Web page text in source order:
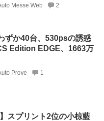
Messe Web 2
ずか40台、530psの誘惑
Edition EDGE、1663万
Prove 1
スプリント2位の小椋藍